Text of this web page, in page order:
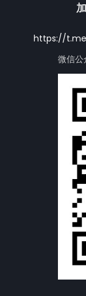
https://
微信公